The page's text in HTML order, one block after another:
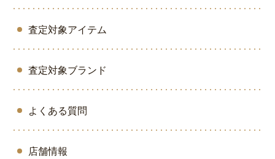
査定対象アイテム
査定対象ブランド
よくある質問
店舗情報